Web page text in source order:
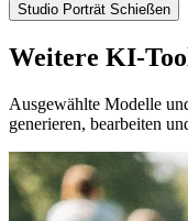
Studio Porträt Schießen
Weitere KI-
Ausgewählte Modelle
generieren, bearbeiten